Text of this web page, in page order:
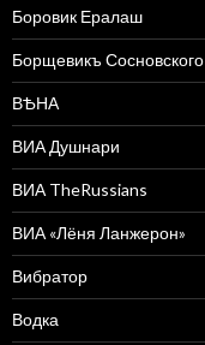
Боровик Ералаш
Борщевикъ Сосновского
ВѢНА
ВИА Душнари
ВИА TheRussians
ВИА «Лёня Ланжерон»
Вибратор
Водка